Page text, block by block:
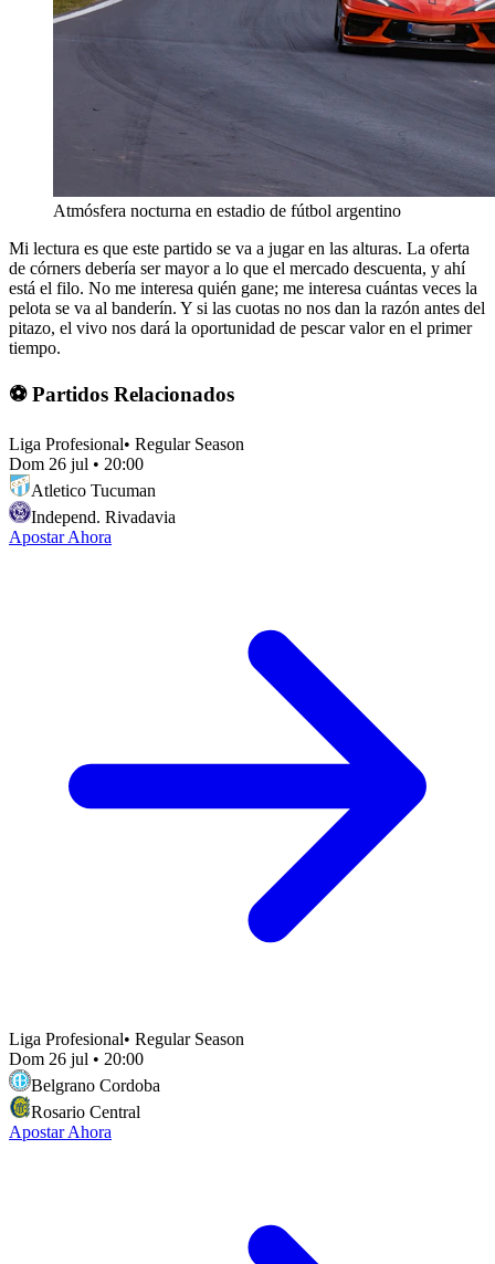
Atmósfera nocturna en estadio de fútbol argentino
Mi lectura es que este partido se va a jugar en las alturas. La oferta
de córners debería ser mayor a lo que el mercado descuenta, y ahí
está el filo. No me interesa quién gane; me interesa cuántas veces la
pelota se va al banderín. Y si las cuotas no nos dan la razón antes del
pitazo, el vivo nos dará la oportunidad de pescar valor en el primer
tiempo.
⚽ Partidos Relacionados
Liga Profesional• Regular Season
Dom 26 jul • 20:00
Atletico Tucuman
Independ. Rivadavia
Apostar Ahora
Liga Profesional• Regular Season
Dom 26 jul • 20:00
Belgrano Cordoba
Rosario Central
Apostar Ahora